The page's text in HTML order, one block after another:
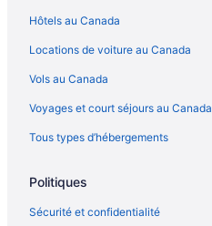
Hôtels au Canada
Locations de voiture au Canada
Vols au Canada
Voyages et court séjours au Canada
Tous types d’hébergements
Politiques
Sécurité et confidentialité